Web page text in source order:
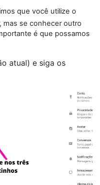
que você utilize o
mas se conhecer outro
é que possamos
atual) e siga os